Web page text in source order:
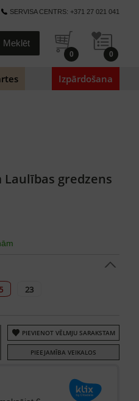
SERVISA CENTRS: +371 27 021 041
0 0
Izpārdošana
Laulības gredzens
23
PIEVIENOT VĒLMJU SARAKSTAM
PIEEJAMĪBA VEIKALOS